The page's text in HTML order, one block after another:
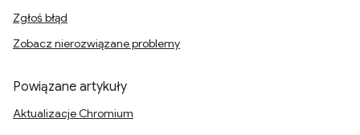
Zgłoś błąd
Zobacz nierozwiązane problemy
Powiązane artykuły
Aktualizacje Chromium